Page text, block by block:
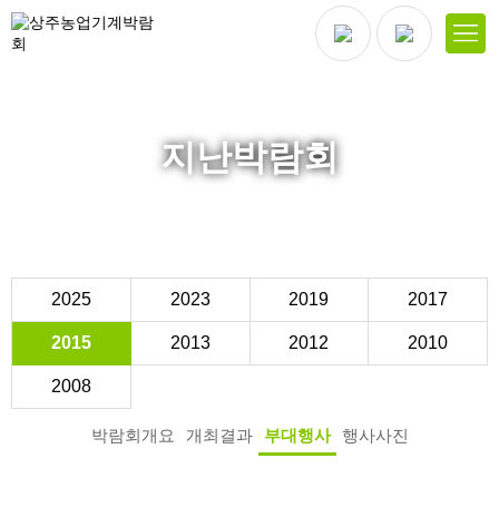
지난박람회
2025 2023 2019 2017
2015 2013 2012 2010
2008
박람회개요 개최결과 부대행사 행사사진